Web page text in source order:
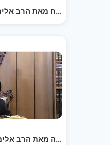
דברים
לפרשת וישלח מאת הרב
לפרשת תרומה מאת הרב